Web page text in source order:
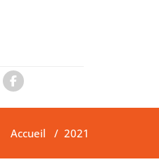
Accueil / 2021